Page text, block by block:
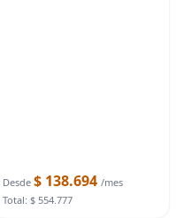
Desde $ 138.694 /mes
Total: $ 554.777